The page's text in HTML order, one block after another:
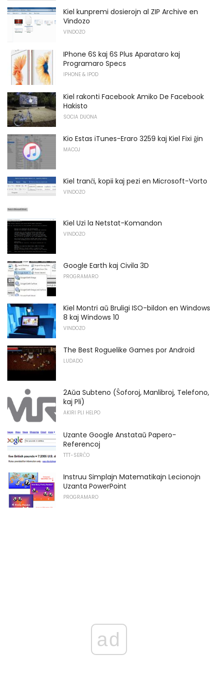
Kiel kunpremi dosierojn al ZIP Archive en
Vindozo
VINDOZO
IPhone 6S kaj 6S Plus Aparataro kaj
Programaro Specs
IPHONE & IPOD
Kiel rakonti Facebook Amiko De Facebook
Hakisto
SOCIA DUONA
Kio Estas iTunes-Eraro 3259 kaj Kiel Fixi ĝin
MACOJ
Kiel tranĉi, kopii kaj pezi en Microsoft-Vorto
VINDOZO
Kiel Uzi la Netstat-Komandon
VINDOZO
Google Earth kaj Civila 3D
PROGRAMARO
Kiel Montri aŭ Bruligi ISO-bildon en Windows
8 kaj Windows 10
VINDOZO
The Best Roguelike Games por Android
LUDADO
2Aŭa Subteno (Ŝoforoj, Manlibroj, Telefono,
kaj Pli)
AKIRI PLI HELPO
Uzante Google Anstataŭ Papero-
Referencoj
TTT-SERĈO
Instruu Simplajn Matematikajn Lecionojn
Uzanta PowerPoint
PROGRAMARO
ad